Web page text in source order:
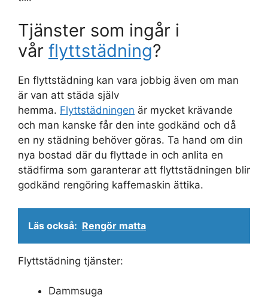
Tjänster som ingår i
vår flyttstädning?
En flyttstädning kan vara jobbig även om man
är van att städa själv
hemma. Flyttstädningen är mycket krävande
och man kanske får den inte godkänd och då
en ny städning behöver göras. Ta hand om din
nya bostad där du flyttade in och anlita en
städfirma som garanterar att flyttstädningen blir
godkänd rengöring kaffemaskin ättika.
Läs också: Rengör matta
Flyttstädning tjänster:
Dammsuga